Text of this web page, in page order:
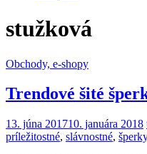
stužková
Obchody, e-shopy
Trendové šité
13. júna 201710. januára 2018
príležitostné, slávnostné, šperky